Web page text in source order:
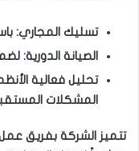
تسليك المجاري:
الصيانة الدورية:
تحليل فعالية
المشكلات
تتميز الشركة بفريق